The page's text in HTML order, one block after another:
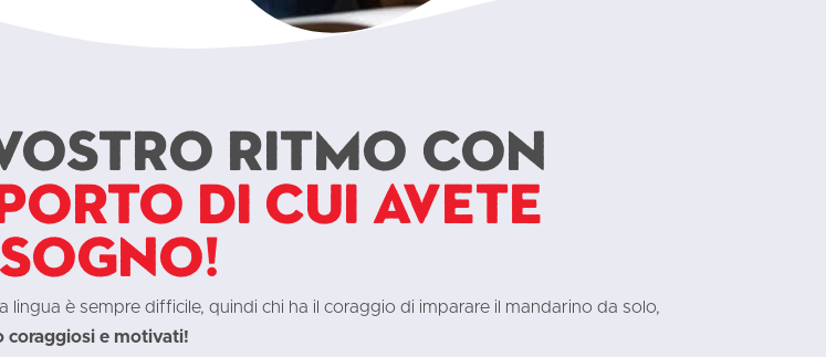
ritmo con
di cui avete
lingua è sempre difficile, quindi chi ha il coraggio di imparare il mandarino da solo,
coraggiosi e motivati!